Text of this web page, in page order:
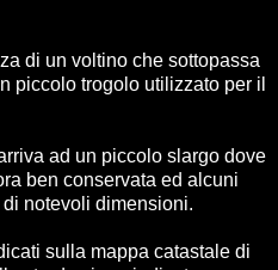
di un voltino che sottopassa
piccolo trogolo utilizzato per il
ad un piccolo slargo dove
ben conservata ed alcuni
notevoli dimensioni.
sulla mappa catastale di